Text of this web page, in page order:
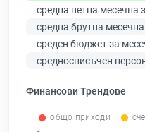
средна нетна месечна
средна брутна
среден бюджет за
средносписъчен
Финансови Трендове
общо приходи